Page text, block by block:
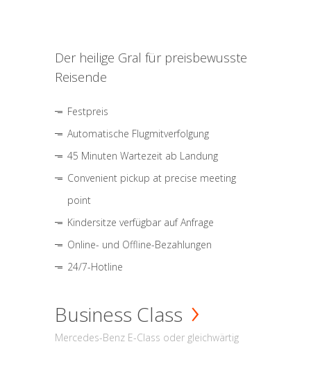
Der heilige Gral für preisbewusste
Reisende
Festpreis
Automatische Flugmitverfolgung
45 Minuten Wartezeit ab Landung
Convenient pickup at precise meeting
point
Kindersitze verfügbar auf Anfrage
Online- und Offline-Bezahlungen
24/7-Hotline
Business Class
Mercedes-Benz E-Class oder gleichwärtig